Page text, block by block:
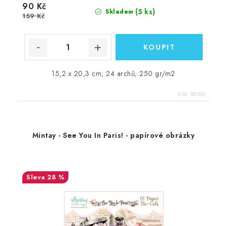
Skladem (5 ks)
90 Kč
159 Kč
15,2 x 20,3 cm; 24 archů; 250 gr/m2
Kód: 88326
Mintay - See You In Paris! - papírové obrázky
28 %